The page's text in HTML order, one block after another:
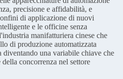
precisione e affidabilità, e
di applicazione di nuovi
e le officine senza
manifatturiera cinese che
di produzione automatizzata
diventando una variabile chiave che
concorrenza nel settore